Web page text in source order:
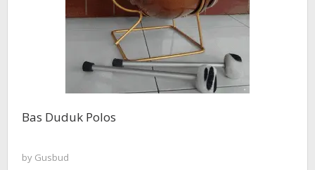
Bas Duduk Polos
by Gusbud